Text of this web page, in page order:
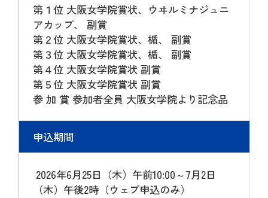
第１位 大阪女学院賞状、ウヰルミナジュニ
アカップ、 副賞
第２位 大阪女学院賞状、楯、 副賞
第３位 大阪女学院賞状、楯、 副賞
第４位 大阪女学院賞状 副賞
第５位 大阪女学院賞状 副賞
参 加 賞 参加者全員 大阪女学院より記念品
申込期間
2026年6月25日（木）午前10:00～7月2日
（木）午後2時（ウェブ申込のみ）